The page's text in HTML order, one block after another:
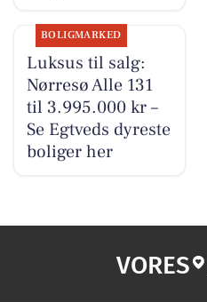
BOLIGMARKED
Luksus til salg:
Nørresø Alle 131
til 3.995.000 kr –
Se Egtveds dyreste
boliger her
VORES